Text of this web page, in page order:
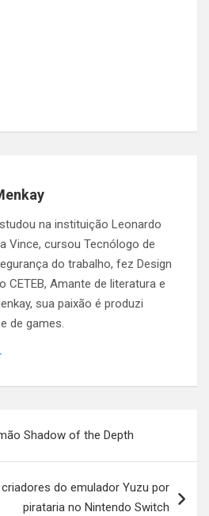
na instituição Leonardo
Vince, cursou Tecnólogo de
do trabalho, fez Design
CETEB, Amante de literatura e
sua paixão é produzi
de games.
Shadow of the Depth
do emulador Yuzu por
pirataria no Nintendo Switch